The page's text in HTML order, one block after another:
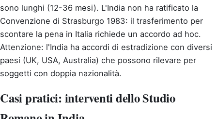
sono lunghi (12-36 mesi). L'India non ha ratificato la
Convenzione di Strasburgo 1983: il trasferimento per
scontare la pena in Italia richiede un accordo ad hoc.
Attenzione: l'India ha accordi di estradizione con diversi
paesi (UK, USA, Australia) che possono rilevare per
soggetti con doppia nazionalità.
Casi pratici: interventi dello Studio